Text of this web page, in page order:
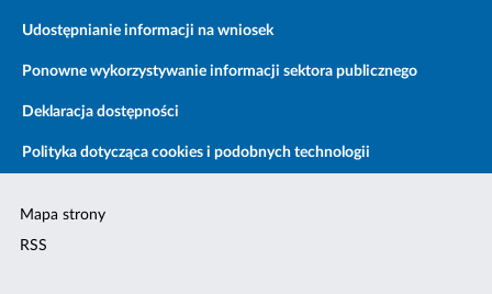
Udostępnianie informacji na wniosek
Ponowne wykorzystywanie informacji sektora publicznego
Deklaracja dostępności
Polityka dotycząca cookies i podobnych technologii
Mapa strony
RSS